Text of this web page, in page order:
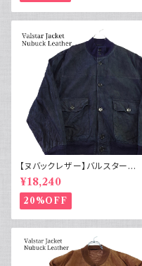
【ヌバックレザー】バルスター型
ブルゾンジャケット ユーロ古着
ヴィンテージ 紺
¥18,240
20%OFF